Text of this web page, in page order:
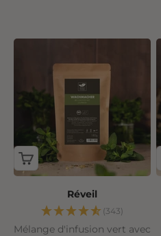
Réveil
(343)
Mélange d'infusion vert avec